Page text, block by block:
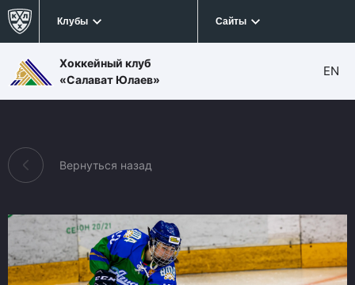
Клубы Сайты
Хоккейный клуб
«Салават Юлаев»
EN
Вернуться назад